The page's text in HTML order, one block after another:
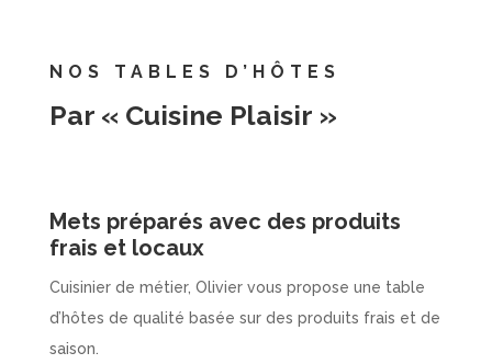
NOS TABLES D’HÔTES
Par « Cuisine Plaisir »
Mets préparés avec des produits
frais et locaux
Cuisinier de métier, Olivier vous propose une table
d’hôtes de qualité basée sur des produits frais et de
saison.